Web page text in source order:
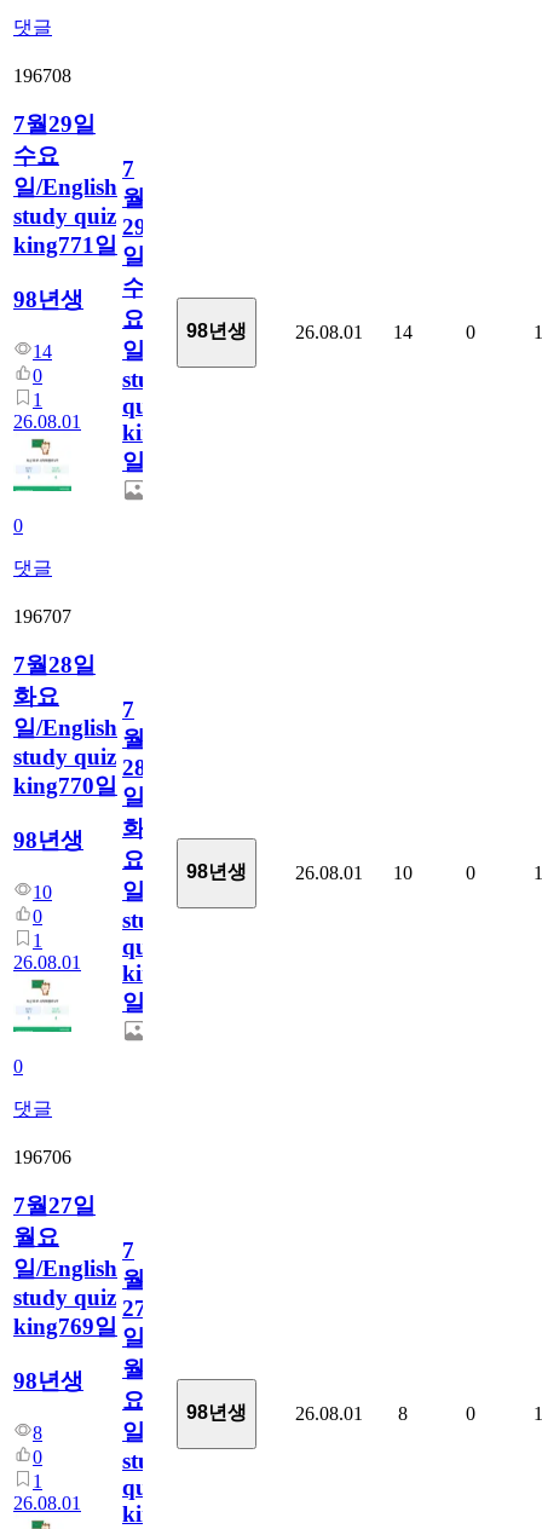
댓글
196708
7월29일
수요
일/English
study quiz
king771일
98년생
14
0
1
26.08.01
0
댓글
7
월
29
일
수
요
일/English
study
quiz
king771
일
98년생 26.08.01 14 0 1
196707
7월28일
화요
일/English
study quiz
king770일
98년생
10
0
1
26.08.01
0
댓글
7
월
28
일
화
요
일/English
study
quiz
king770
일
98년생 26.08.01 10 0 1
196706
7월27일
월요
일/English
study quiz
king769일
98년생
8
0
1
26.08.01
7
월
27
일
월
요
일/English
study
quiz
king769
98년생 26.08.01 8 0 1